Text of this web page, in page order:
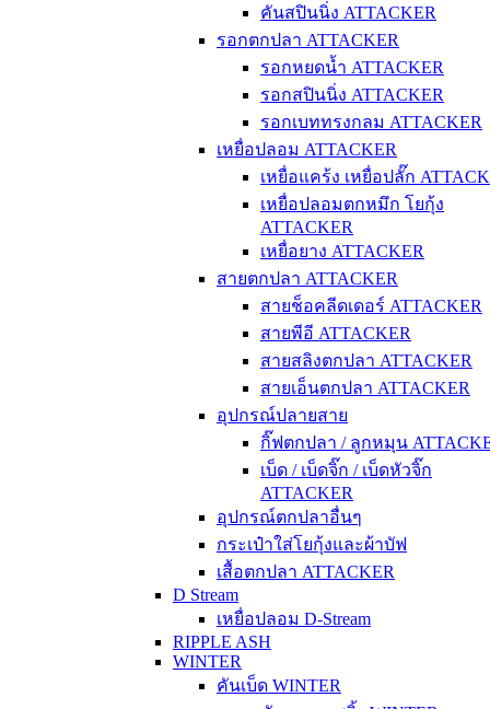
คันสปินนิ่ง ATTACKER
รอกตกปลา ATTACKER
รอกหยดน้ำ ATTACKER
รอกสปินนิ่ง ATTACKER
รอกเบททรงกลม ATTACKER
เหยื่อปลอม ATTACKER
เหยื่อแคร้ง เหยื่อปลั๊ก
เหยื่อปลอมตกหมึก โยกุ้ง
ATTACKER
เหยื่อยาง ATTACKER
สายตกปลา ATTACKER
สายช็อคลีดเดอร์ ATTACKER
สายพีอี ATTACKER
สายสลิงตกปลา ATTACKER
สายเอ็นตกปลา ATTACKER
อุปกรณ์ปลายสาย
กิ๊ฟตกปลา / ลูกหมุน
เบ็ด / เบ็ดจิ๊ก / เบ็ดหัวจิ๊ก
ATTACKER
อุปกรณ์ตกปลาอื่นๆ
กระเป๋าใส่โยกุ้งและผ้าบัฟ
เสื้อตกปลา ATTACKER
D Stream
เหยื่อปลอม D-Stream
RIPPLE ASH
WINTER
คันเบ็ด WINTER